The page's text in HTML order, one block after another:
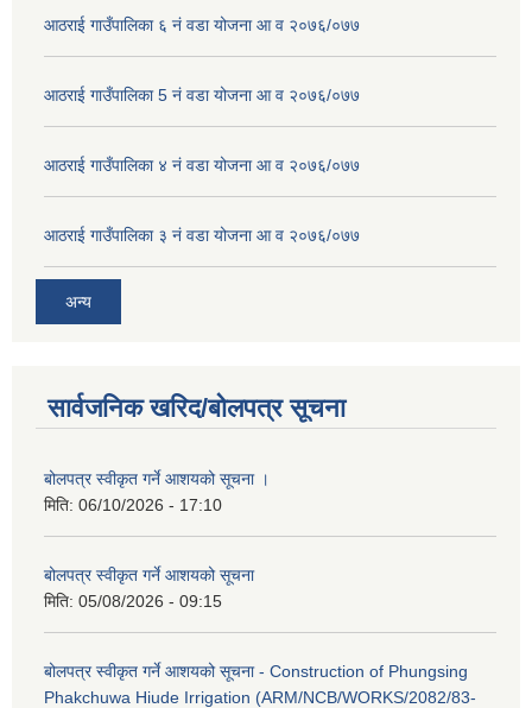
आठराई गाउँपालिका ६ नं वडा योजना आ व २०७६/०७७
आठराई गाउँपालिका 5 नं वडा योजना आ व २०७६/०७७
आठराई गाउँपालिका ४ नं वडा योजना आ व २०७६/०७७
आठराई गाउँपालिका ३ नं वडा योजना आ व २०७६/०७७
अन्य
सार्वजनिक खरिद/बोलपत्र सूचना
बोलपत्र स्वीकृत गर्ने आशयको सूचना ।
मिति: 06/10/2026 - 17:10
बोलपत्र स्वीकृत गर्ने आशयको सूचना
मिति: 05/08/2026 - 09:15
बोलपत्र स्वीकृत गर्ने आशयको सूचना - Construction of Phungsing
Phakchuwa Hiude Irrigation (ARM/NCB/WORKS/2082/83-